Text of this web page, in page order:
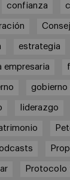
confianza
estrategia
empresaria
liderazgo
Protocolo